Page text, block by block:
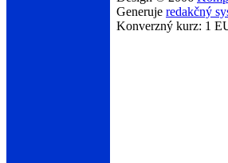
Generuje redakčný
Konverzný kurz: 1